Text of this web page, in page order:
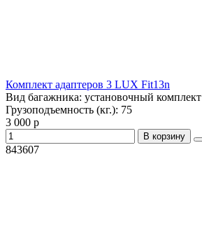
Комплект адаптеров 3 LUX Fit13n
Вид багажника: установочный комплект
Грузоподъемность (кг.): 75
3 000 р
В корзину
843607